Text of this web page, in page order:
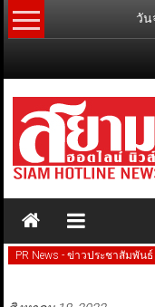
Skip
to
วัน
PR News - ข่าวประชาสัมพันธ์